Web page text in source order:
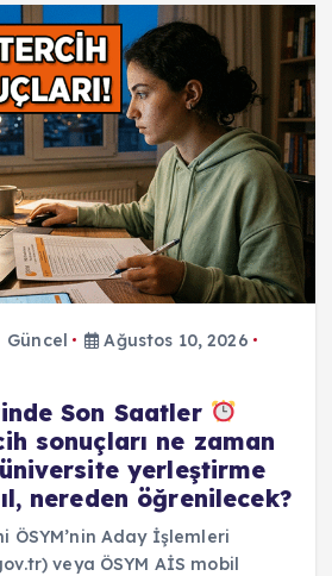
Güncel
Ağustos 10, 2026
Son Saatler
sonuçları ne zaman
yerleştirme
nereden öğrenilecek?
ÖSYM’nin Aday İşlemleri
veya ÖSYM AİS mobil